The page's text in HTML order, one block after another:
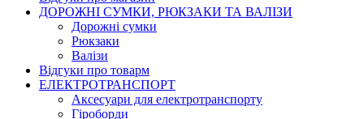
ДОРОЖНІ СУМКИ, РЮКЗАКИ ТА ВАЛІЗИ
Дорожні сумки
Рюкзаки
Валізи
Відгуки про товарм
ЕЛЕКТРОТРАНСПОРТ
Аксесуари для електротранспорту
Гіроборди